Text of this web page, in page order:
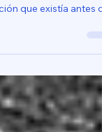
lanzamiento de
que existía antes